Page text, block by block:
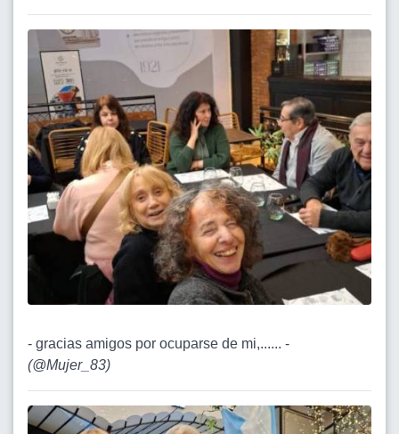
- gracias amigos por ocuparse de mi,...... -
(@Mujer_83)